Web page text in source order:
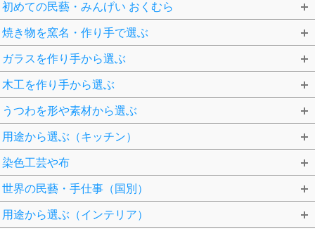
初めての民藝・みんげい おくむら
焼き物を窯名・作り手で選ぶ
ガラスを作り手から選ぶ
木工を作り手から選ぶ
うつわを形や素材から選ぶ
用途から選ぶ（キッチン）
染色工芸や布
世界の民藝・手仕事（国別）
用途から選ぶ（インテリア）